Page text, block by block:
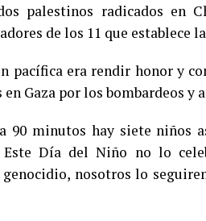
palestinos radicados en
de los 11 que establece
pacífica era rendir honor y
Gaza por los bombardeos y
90 minutos hay siete niños
Día del Niño no lo
nosotros lo